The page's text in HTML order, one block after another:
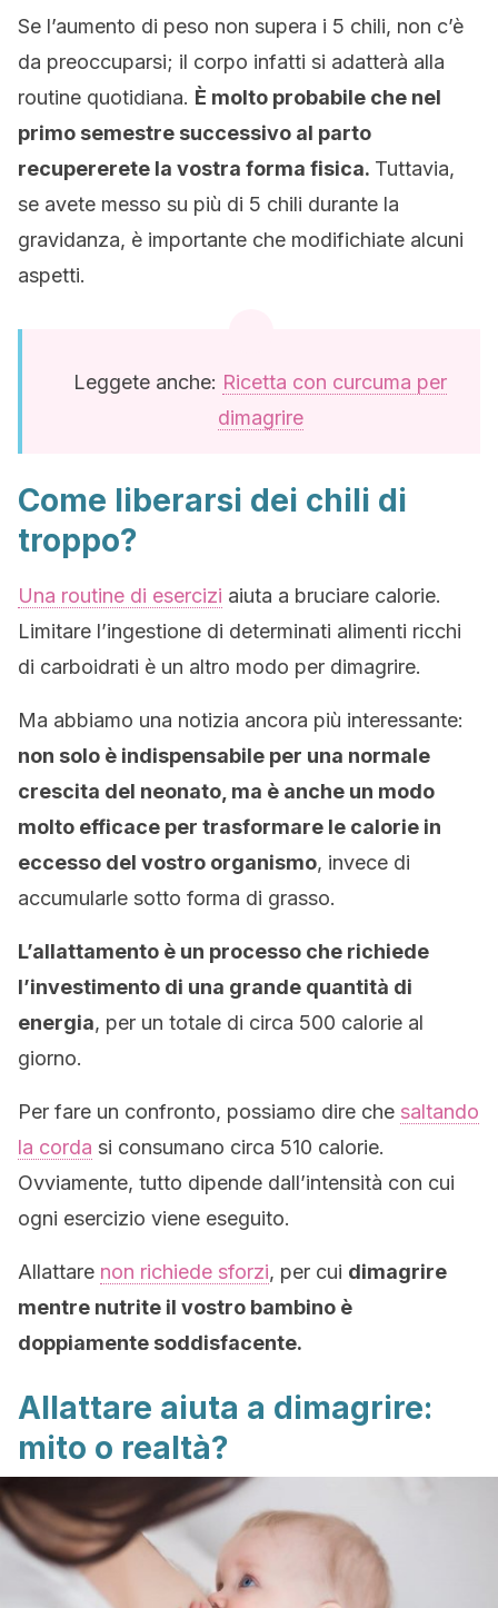
Se l’aumento di peso non supera i 5 chili, non c’è
da preoccuparsi; il corpo infatti si adatterà alla
routine quotidiana. È molto probabile che nel
primo semestre successivo al parto
recupererete la vostra forma fisica. Tuttavia,
se avete messo su più di 5 chili durante la
gravidanza, è importante che modifichiate alcuni
aspetti.
Leggete anche: Ricetta con curcuma per
dimagrire
Come liberarsi dei chili di
troppo?
Una routine di esercizi aiuta a bruciare calorie.
Limitare l’ingestione di determinati alimenti ricchi
di carboidrati è un altro modo per dimagrire.
Ma abbiamo una notizia ancora più interessante:
non solo è indispensabile per una normale
crescita del neonato, ma è anche un modo
molto efficace per trasformare le calorie in
eccesso del vostro organismo, invece di
accumularle sotto forma di grasso.
L’allattamento è un processo che richiede
l’investimento di una grande quantità di
energia, per un totale di circa 500 calorie al
giorno.
Per fare un confronto, possiamo dire che saltando
la corda si consumano circa 510 calorie.
Ovviamente, tutto dipende dall’intensità con cui
ogni esercizio viene eseguito.
Allattare non richiede sforzi, per cui dimagrire
mentre nutrite il vostro bambino è
doppiamente soddisfacente.
Allattare aiuta a dimagrire:
mito o realtà?